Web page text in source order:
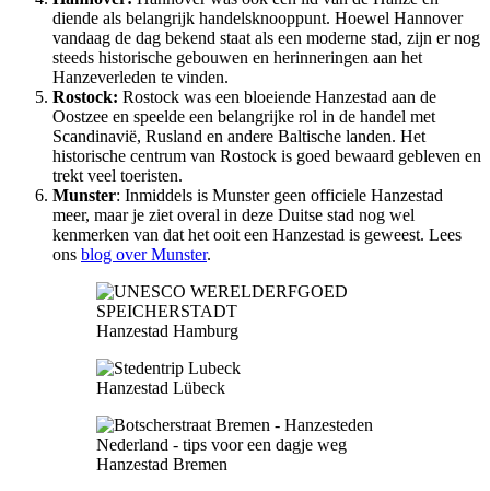
diende als belangrijk handelsknooppunt. Hoewel Hannover
vandaag de dag bekend staat als een moderne stad, zijn er nog
steeds historische gebouwen en herinneringen aan het
Hanzeverleden te vinden.
Rostock: Rostock was een bloeiende Hanzestad aan de
Oostzee en speelde een belangrijke rol in de handel met
Scandinavië, Rusland en andere Baltische landen. Het
historische centrum van Rostock is goed bewaard gebleven en
trekt veel toeristen.
Munster: Inmiddels is Munster geen officiele Hanzestad
meer, maar je ziet overal in deze Duitse stad nog wel
kenmerken van dat het ooit een Hanzestad is geweest. Lees
ons blog over Munster.
Hanzestad Hamburg
Hanzestad Lübeck
Hanzestad Bremen